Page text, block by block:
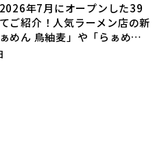
2026年7月にオープンした39
ご紹介！人気ラーメン店の新
めん 鳥紬麦」や「らぁめん
など盛りだくさん♪